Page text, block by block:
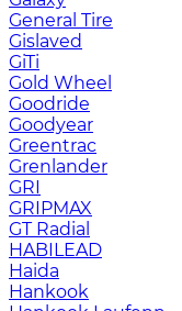
General Tire
Gislaved
GiTi
Gold Wheel
Goodride
Goodyear
Greentrac
Grenlander
GRI
GRIPMAX
GT Radial
HABILEAD
Haida
Hankook